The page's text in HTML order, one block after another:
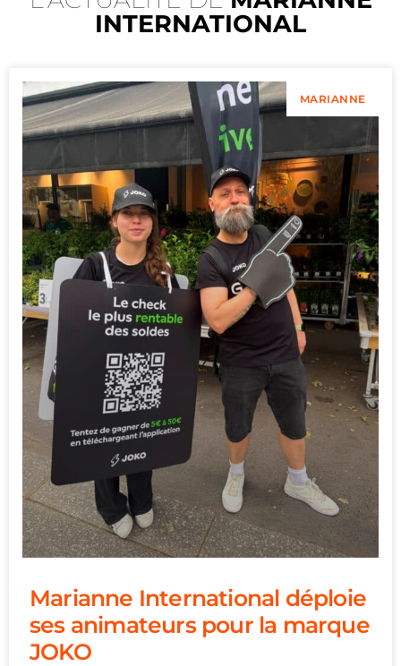
INTERNATIONAL
MARIANNE
Marianne International déploie
ses animateurs pour la marque
JOKO